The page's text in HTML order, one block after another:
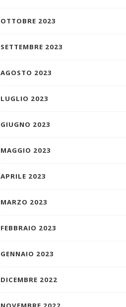
OTTOBRE 2023
SETTEMBRE 2023
AGOSTO 2023
LUGLIO 2023
GIUGNO 2023
MAGGIO 2023
APRILE 2023
MARZO 2023
FEBBRAIO 2023
GENNAIO 2023
DICEMBRE 2022